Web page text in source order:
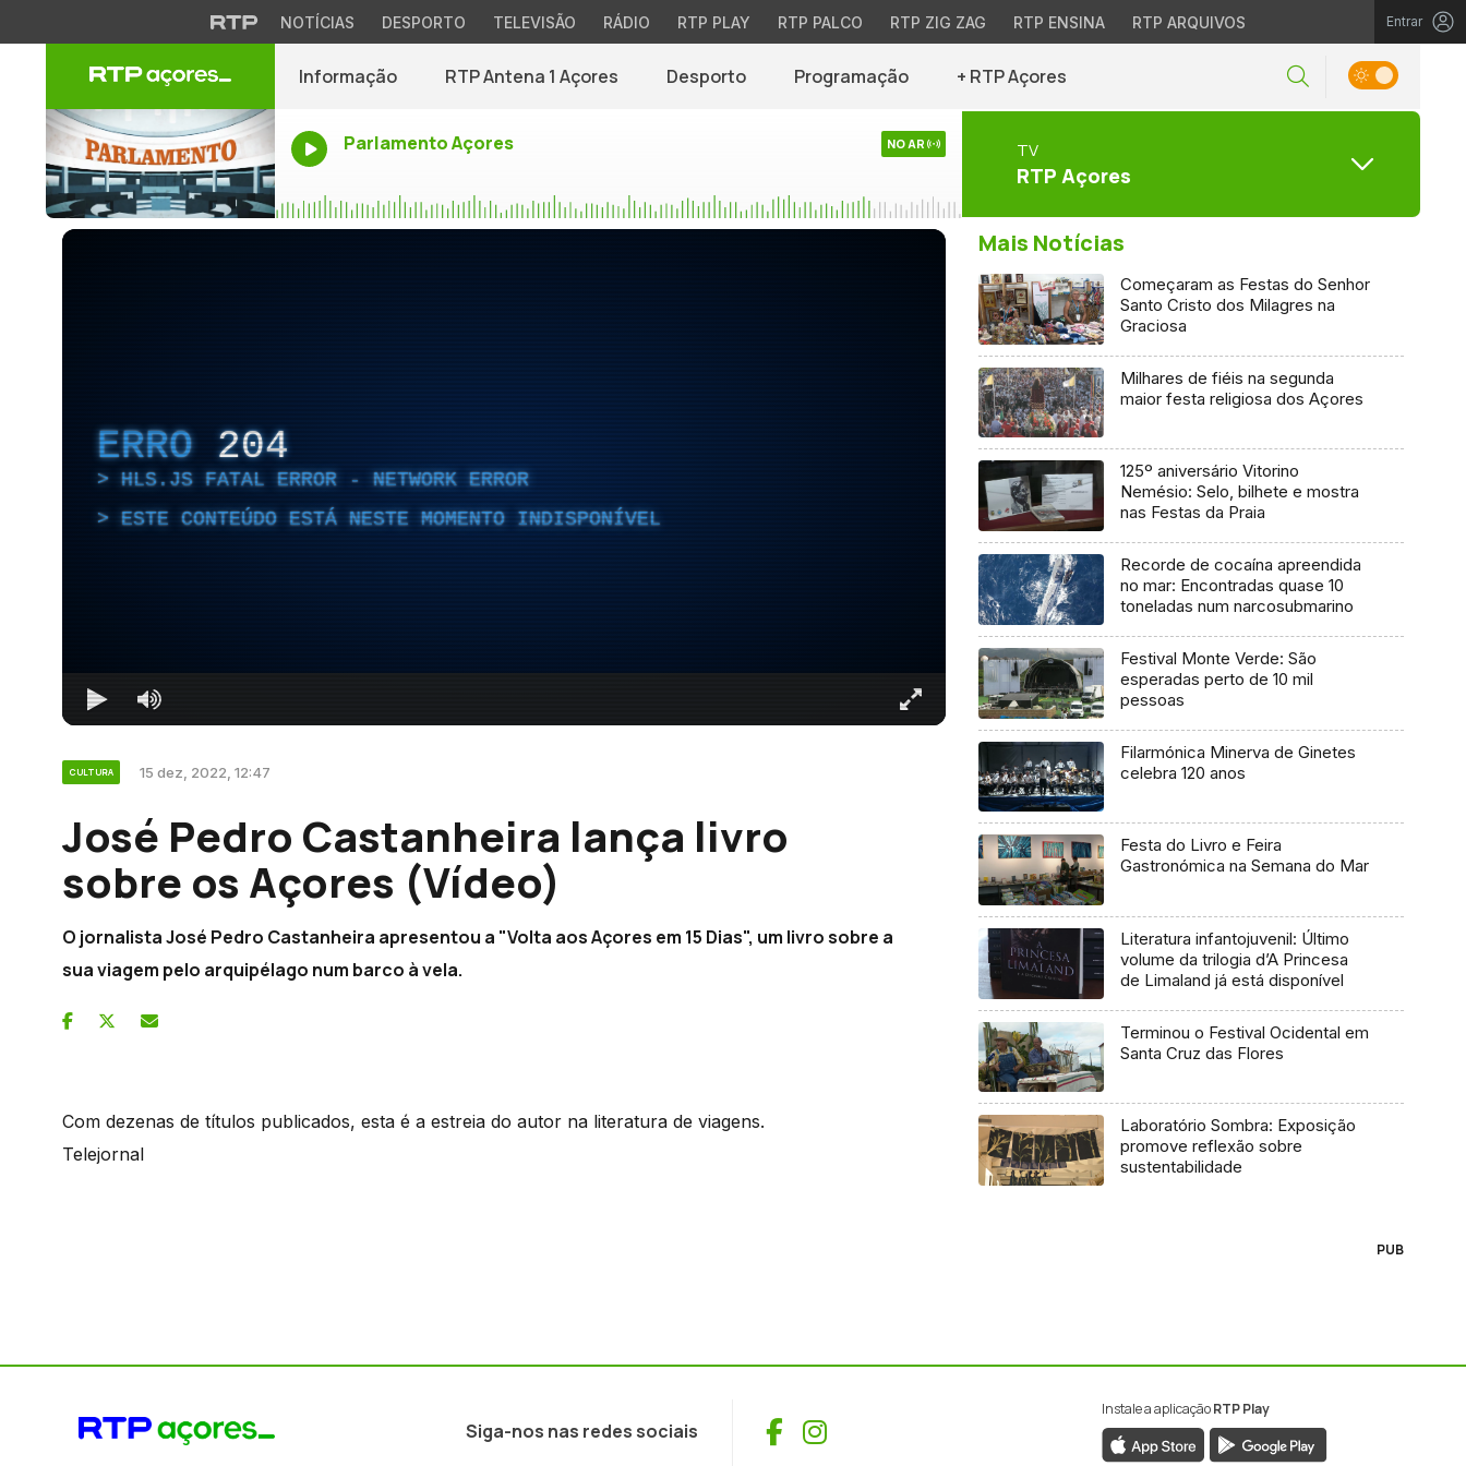
NOTÍCIAS DESPORTO TELEVISÃO RÁDIO RTP PLAY RTP PALCO RTP ZIG ZAG RTP ENSINA RTP ARQUIVOS Entrar
Informação RTP Antena 1 Açores Desporto Programação + RTP Açores
Parlamento Açores NO AR TV
RTP Açores
ERRO 204
HLS.JS FATAL ERROR - NETWORK ERROR
ESTE CONTEÚDO ESTÁ NESTE MOMENTO INDISPONÍVEL
CULTURA 15 dez, 2022, 12:47
José Pedro Castanheira lança livro
sobre os Açores (Vídeo)
O jornalista José Pedro Castanheira apresentou a "Volta aos Açores em 15 Dias", um livro sobre a
sua viagem pelo arquipélago num barco à vela.
Com dezenas de títulos publicados, esta é a estreia do autor na literatura de viagens.
Telejornal
Mais Notícias
Começaram as Festas do Senhor
Santo Cristo dos Milagres na
Graciosa
Milhares de fiéis na segunda
maior festa religiosa dos Açores
125º aniversário Vitorino
Nemésio: Selo, bilhete e mostra
nas Festas da Praia
Recorde de cocaína apreendida
no mar: Encontradas quase 10
toneladas num narcosubmarino
Festival Monte Verde: São
esperadas perto de 10 mil
pessoas
Filarmónica Minerva de Ginetes
celebra 120 anos
Festa do Livro e Feira
Gastronómica na Semana do Mar
Literatura infantojuvenil: Último
volume da trilogia d’A Princesa
de Limaland já está disponível
Terminou o Festival Ocidental em
Santa Cruz das Flores
Laboratório Sombra: Exposição
promove reflexão sobre
sustentabilidade
PUB
Siga-nos nas redes sociais Facebook
Instagram
Instale a aplicaçãoRTP Play